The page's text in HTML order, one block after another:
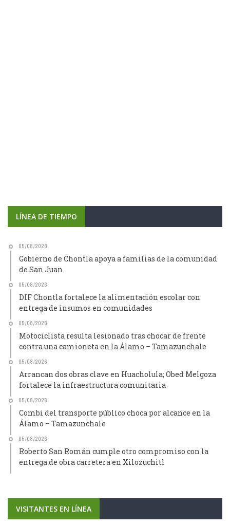
LÍNEA DE TIEMPO
05/08/2026
Gobierno de Chontla apoya a familias de la comunidad
de San Juan
05/08/2026
DIF Chontla fortalece la alimentación escolar con
entrega de insumos en comunidades
05/08/2026
Motociclista resulta lesionado tras chocar de frente
contra una camioneta en la Álamo – Tamazunchale
05/08/2026
Arrancan dos obras clave en Huacholula; Obed Melgoza
fortalece la infraestructura comunitaria
05/08/2026
Combi del transporte público choca por alcance en la
Álamo – Tamazunchale
05/08/2026
Roberto San Román cumple otro compromiso con la
entrega de obra carretera en Xilozuchitl
VISITANTES EN LÍNEA